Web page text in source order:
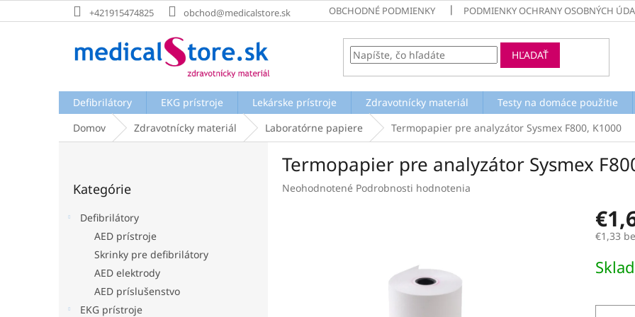
na
+421915474825 obchod@medicalstore.sk OBCHODNÉ PODMIENKY PODMIENKY OCHRANY OSOBNÝCH
HĽADAŤ
Defibrilátory EKG prístroje Lekárske prístroje Zdravotnícky materiál Testy na domáce použitie
Domov
Zdravotnícky materiál Laboratórne papiere Termopapier pre analyzátor Sysmex F800, K1000
kategórie
Kategórie
Defibrilátory
AED prístroje
Skrinky pre defibrilátory
AED elektrody
AED príslušenstvo
EKG prístroje
Termopapier pre analyzátor Sysmex
Priemerné
Neohodnotené Podrobnosti hodnotenia
€1,33
cena: